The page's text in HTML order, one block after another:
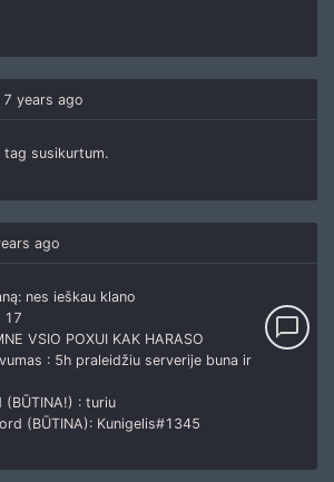
7 years ago
tag susikurtum.
ago
nes ieškau klano
17
VSIO POXUI KAK HARASO
: 5h praleidžiu serverije buna ir
: turiu
(BŪTINA): Kunigelis#1345
chat_bubble_outline